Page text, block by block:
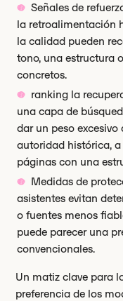
Señales de
la retroalimentación
la calidad pueden
tono, una estructura
concretos.
ranking la
una capa de
dar un peso
autoridad histórica,
páginas con una
Medidas de
asistentes evitan
o fuentes menos
puede parecer una
convencionales.
Un matiz clave para
preferencia de los